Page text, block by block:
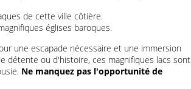
de cette ville côtière.
églises baroques.
une escapade nécessaire et une immersion
détente ou d'histoire, ces magnifiques lacs sont
Ne manquez pas l'opportunité de